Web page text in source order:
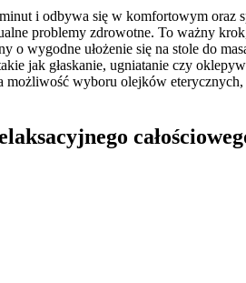
i odbywa się w komfortowym
problemy zdrowotne. To ważny
o wygodne ułożenie się na stole do
jak głaskanie, ugniatanie czy
wyboru olejków